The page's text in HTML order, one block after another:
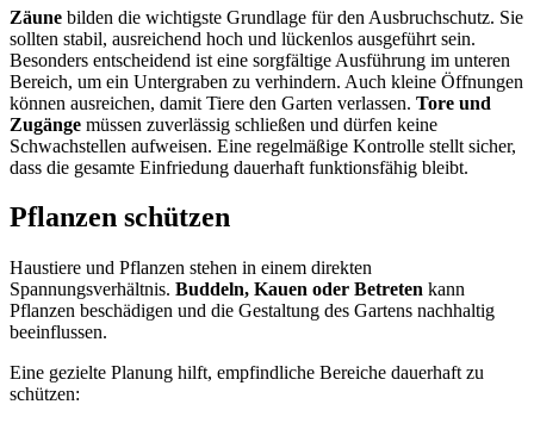
Zäune bilden die wichtigste Grundlage für den Ausbruchschutz. Sie
sollten stabil, ausreichend hoch und lückenlos ausgeführt sein.
Besonders entscheidend ist eine sorgfältige Ausführung im unteren
Bereich, um ein Untergraben zu verhindern. Auch kleine Öffnungen
können ausreichen, damit Tiere den Garten verlassen. Tore und
Zugänge müssen zuverlässig schließen und dürfen keine
Schwachstellen aufweisen. Eine regelmäßige Kontrolle stellt sicher,
dass die gesamte Einfriedung dauerhaft funktionsfähig bleibt.
Pflanzen schützen
Haustiere und Pflanzen stehen in einem direkten
Spannungsverhältnis. Buddeln, Kauen oder Betreten kann
Pflanzen beschädigen und die Gestaltung des Gartens nachhaltig
beeinflussen.
Eine gezielte Planung hilft, empfindliche Bereiche dauerhaft zu
schützen: